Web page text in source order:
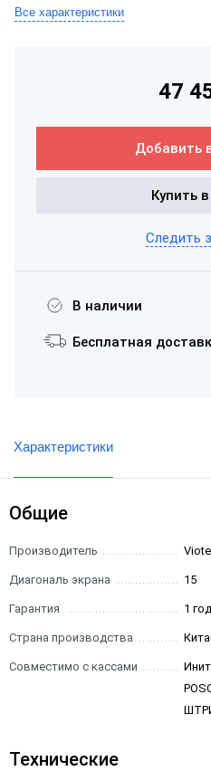
Все характеристики
47
Добавить
Купить
Следить
В наличии
Бесплатная
Характеристики
Общие
Производитель
Диагональ экрана 15
Гарантия 1 год
Страна производства
Совместимо с кассами
Технические